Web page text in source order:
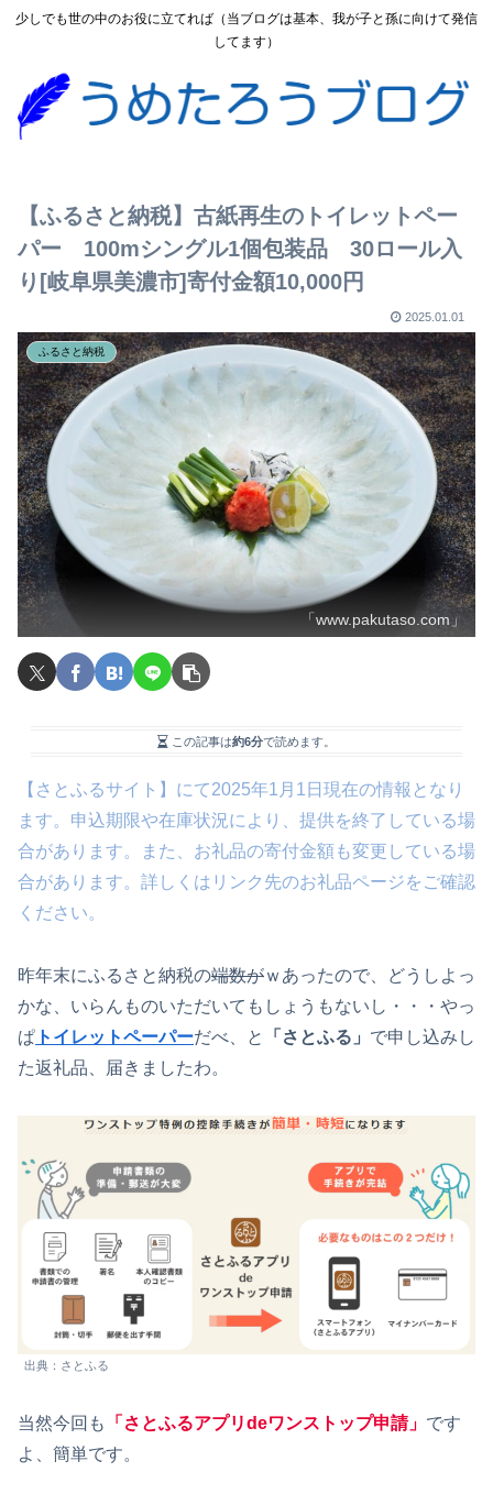
少しでも世の中のお役に立てれば（当ブログは基本、我が子と孫に向けて発信
してます）
【ふるさと納税】古紙再生のトイレットペー
パー 100mシングル1個包装品 30ロール入
り[岐阜県美濃市]寄付金額10,000円
2025.01.01
ふるさと納税
「www.pakutaso.com」
この記事は約6分で読めます。
【さとふるサイト】にて2025年1月1日現在の情報となり
ます。申込期限や在庫状況により、提供を終了している場
合があります。また、お礼品の寄付金額も変更している場
合があります。詳しくはリンク先のお礼品ページをご確認
ください。
昨年末にふるさと納税の端数がｗあったので、どうしよっ
かな、いらんものいただいてもしょうもないし・・・やっ
ぱ トイレットペーパーだべ、と 「さとふる」 で申し込みし
た返礼品、届きましたわ。
出典：さとふる
当然今回も 「さとふるアプリdeワンストップ申請」 です
よ、簡単です。